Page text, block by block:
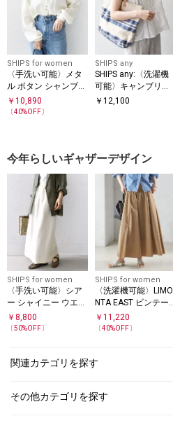
SHIPS for women
〈手洗い可能〉メタ
ル ボタン シャンブレ
ー ブラウス
￥ 10,890
〔40%OFF〕
SHIPS any
SHIPS any:〈洗濯機
可能〉キャンブリッ
ク ハシゴレース ピン
￥12,100
今年らしいギャザーデザイン
SHIPS for women
〈手洗い可能〉シア
ー シャイニー ウエス
ト ゴム ギャザー ス
カート
￥ 8,800
〔50%OFF〕
SHIPS for women
〈洗濯機可能〉LIMO
NTA EAST ビンテー
ジ タフタ ギャザー
スカート
￥11,220
〔40%OFF〕
関連カテゴリを探す
その他カテゴリを探す